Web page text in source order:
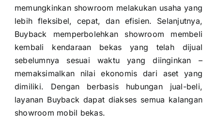
memungkinkan showroom melakukan usaha yang
lebih fleksibel, cepat, dan efisien. Selanjutnya,
Buyback memperbolehkan showroom membeli
kembali kendaraan bekas yang telah dijual
sebelumnya sesuai waktu yang diinginkan –
memaksimalkan nilai ekonomis dari aset yang
dimiliki. Dengan berbasis hubungan jual-beli,
layanan Buyback dapat diakses semua kalangan
showroom mobil bekas.